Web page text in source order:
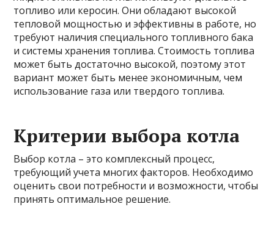
топливо или керосин. Они обладают высокой
тепловой мощностью и эффективны в работе, но
требуют наличия специального топливного бака
и системы хранения топлива. Стоимость топлива
может быть достаточно высокой, поэтому этот
вариант может быть менее экономичным, чем
использование газа или твердого топлива.
Критерии выбора котла
Выбор котла – это комплексный процесс,
требующий учета многих факторов. Необходимо
оценить свои потребности и возможности, чтобы
принять оптимальное решение.